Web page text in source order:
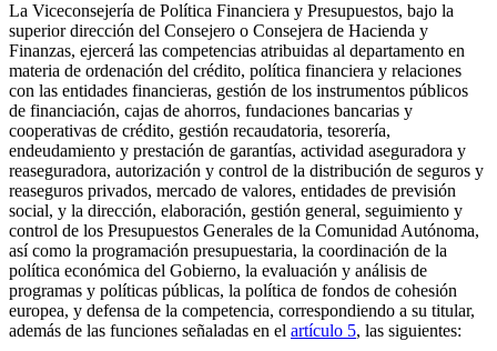
La Viceconsejería de Política Financiera y Presupuestos, bajo la
superior dirección del Consejero o Consejera de Hacienda y
Finanzas, ejercerá las competencias atribuidas al departamento en
materia de ordenación del crédito, política financiera y relaciones
con las entidades financieras, gestión de los instrumentos públicos
de financiación, cajas de ahorros, fundaciones bancarias y
cooperativas de crédito, gestión recaudatoria, tesorería,
endeudamiento y prestación de garantías, actividad aseguradora y
reaseguradora, autorización y control de la distribución de seguros y
reaseguros privados, mercado de valores, entidades de previsión
social, y la dirección, elaboración, gestión general, seguimiento y
control de los Presupuestos Generales de la Comunidad Autónoma,
así como la programación presupuestaria, la coordinación de la
política económica del Gobierno, la evaluación y análisis de
programas y políticas públicas, la política de fondos de cohesión
europea, y defensa de la competencia, correspondiendo a su titular,
además de las funciones señaladas en el artículo 5, las siguientes: